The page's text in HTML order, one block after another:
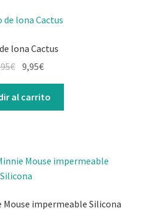
lona Cactus
€ 9,95€
al carrito
Mouse impermeable Silicona